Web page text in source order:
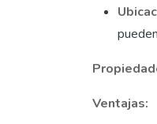
Ventajas: